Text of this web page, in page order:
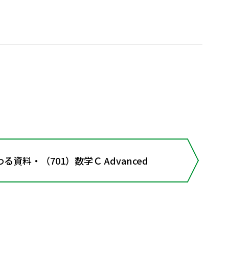
る資料・（701）数学Ｃ Advanced